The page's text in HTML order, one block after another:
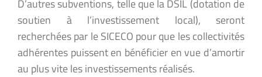
D’autres subventions, telle que la DSIL (dotation de
soutien à l’investissement local), seront
recherchées par le SICECO pour que les collectivités
adhérentes puissent en bénéficier en vue d’amortir
au plus vite les investissements réalisés.